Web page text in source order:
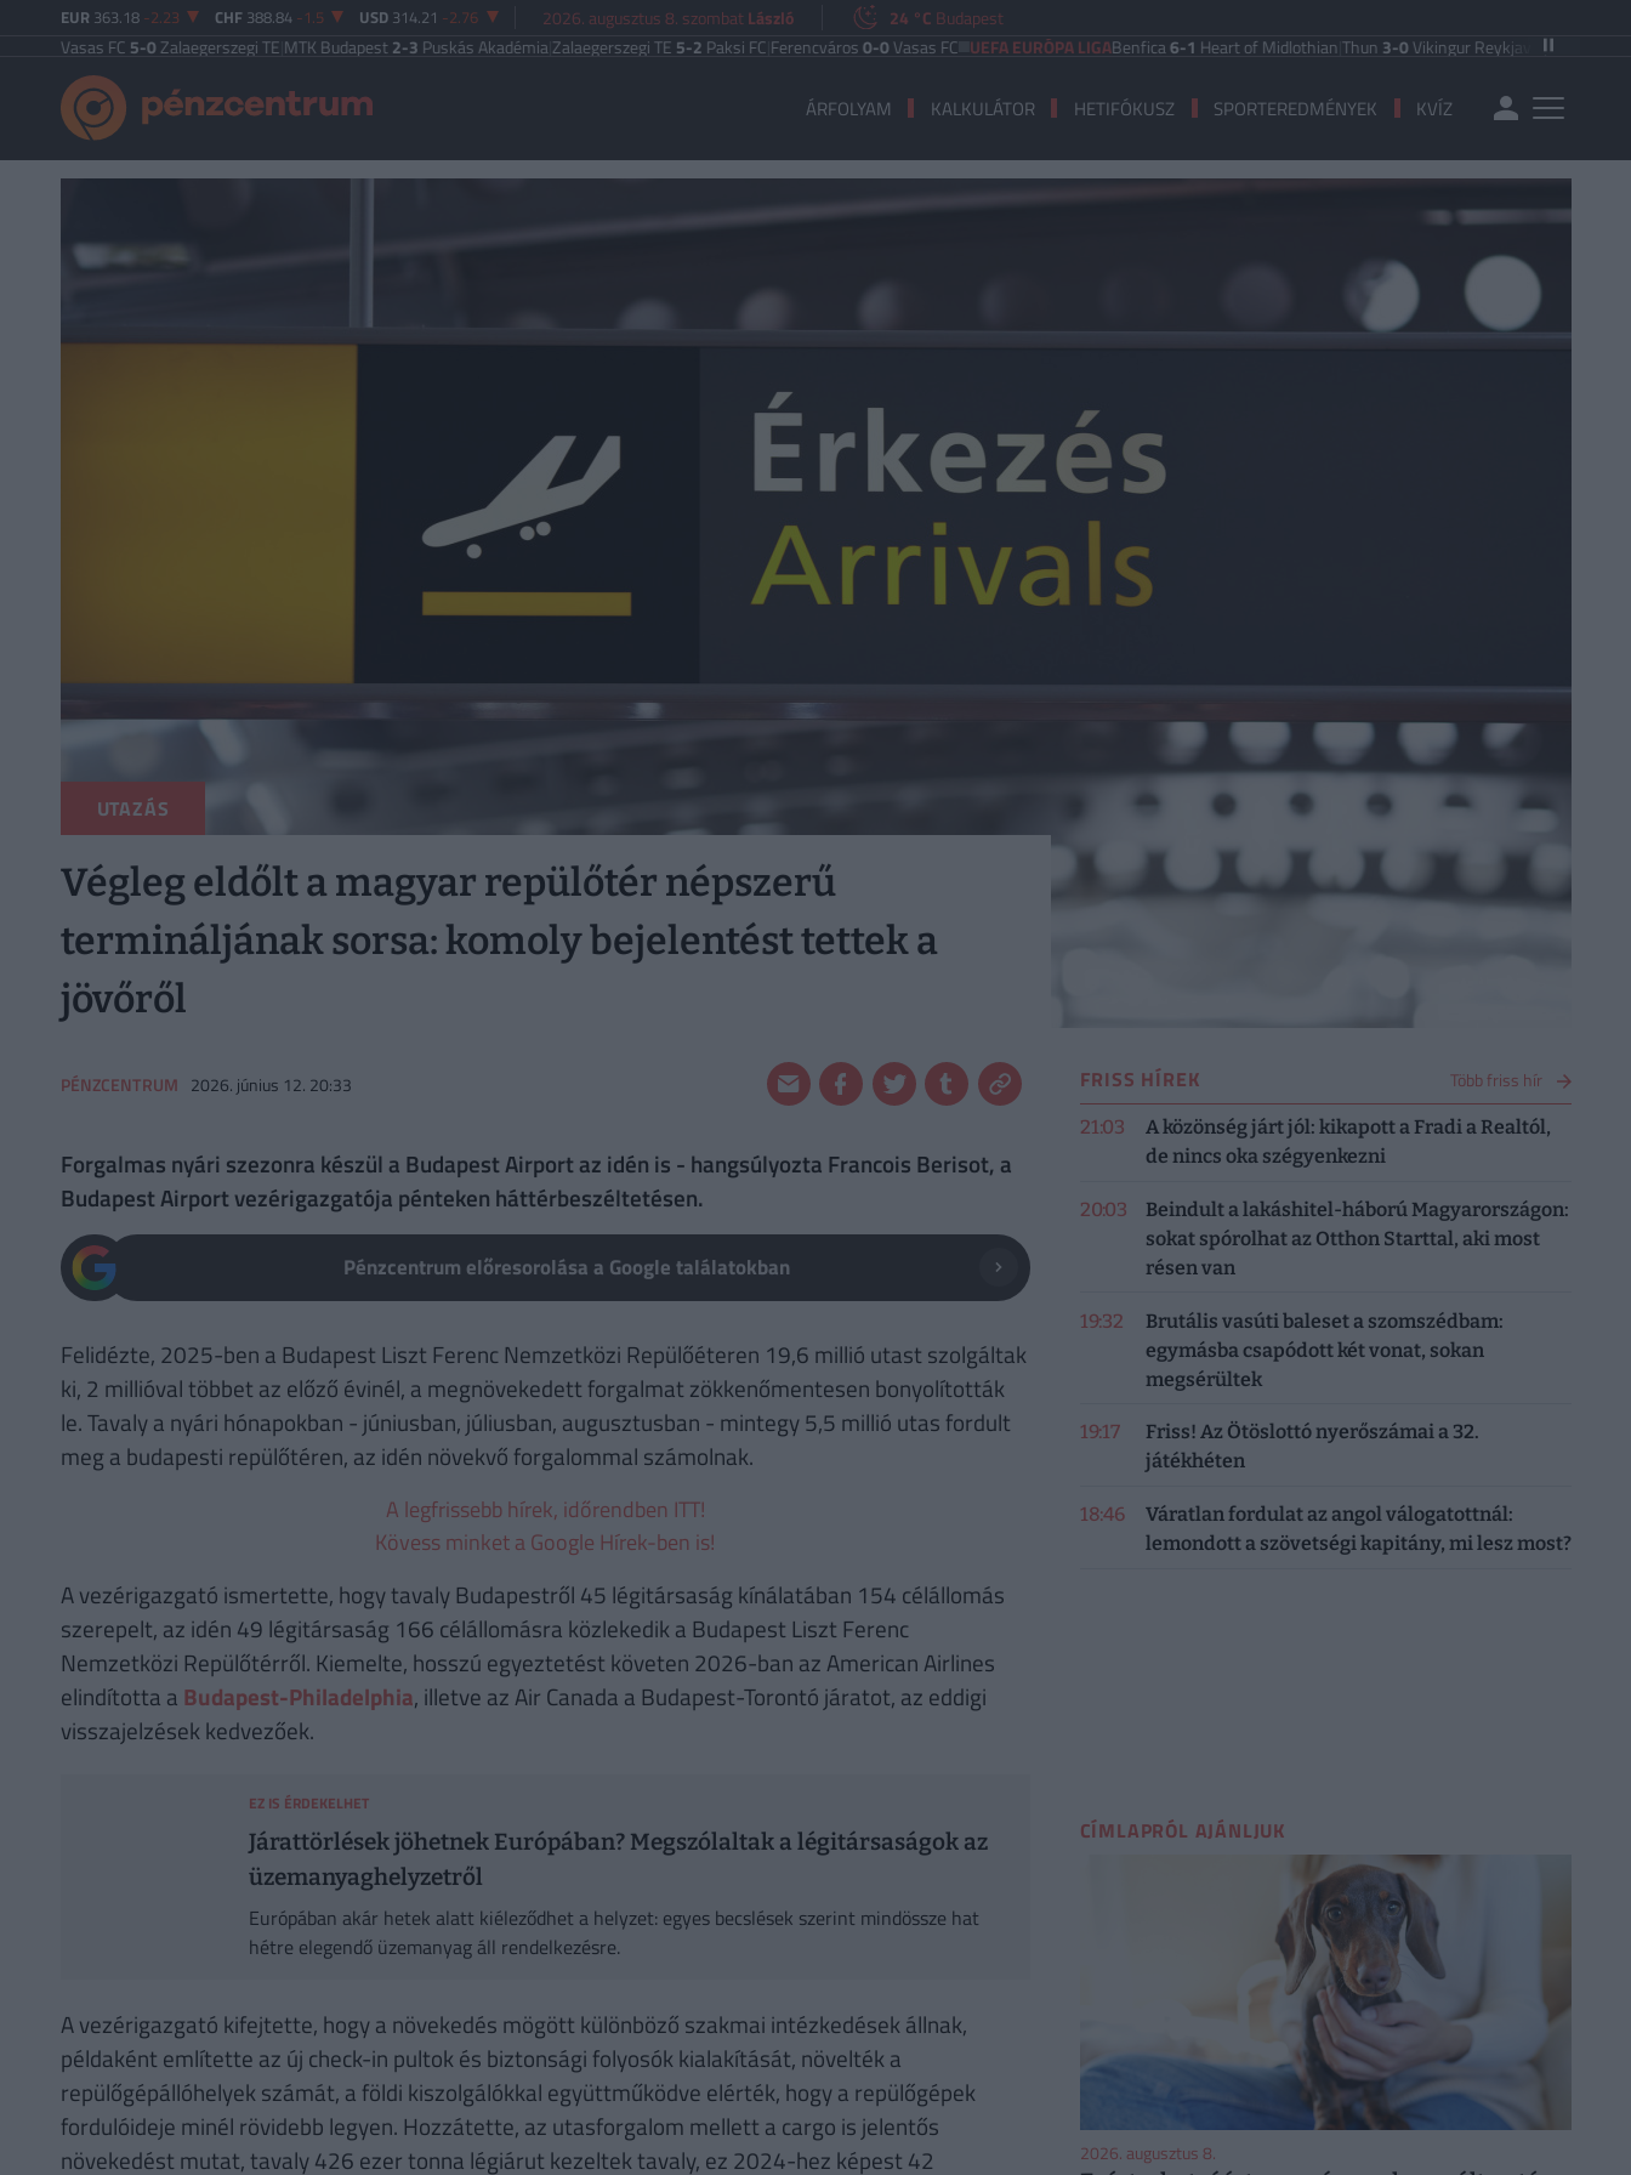
EUR 363.18 -2.23 CHF 388.84 -1.5 USD 314.21 -2.76 2026. augusztus 8. szombatLászló 24 °C Budapest
Vasas FC5-0Zalaegerszegi TE|MTK Budapest2-3Puskás Akadémia|Zalaegerszegi TE5-2Paksi FC|Ferencváros0-0Vasas FC UEFA EURÓPA LIGABenfica6-1Heart of Midlothian|Thun3-0Vikingur Reykjavik|PAOK Saloniki
ÁRFOLYAM KALKULÁTOR HETIFÓKUSZ SPORTEREDMÉNYEK KVÍZ
UTAZÁS
Végleg eldőlt a magyar repülőtér népszerű
termináljának sorsa: komoly bejelentést tettek a
jövőről
PÉNZCENTRUM 2026. június 12. 20:33
Forgalmas nyári szezonra készül a Budapest Airport az idén is - hangsúlyozta Francois Berisot, a
Budapest Airport vezérigazgatója pénteken háttérbeszéltetésen.
Pénzcentrum előresorolása a Google találatokban
Felidézte, 2025-ben a Budapest Liszt Ferenc Nemzetközi Repülőéteren 19,6 millió utast szolgáltak
ki, 2 millióval többet az előző évinél, a megnövekedett forgalmat zökkenőmentesen bonyolították
le. Tavaly a nyári hónapokban - júniusban, júliusban, augusztusban - mintegy 5,5 millió utas fordult
meg a budapesti repülőtéren, az idén növekvő forgalommal számolnak.
A legfrissebb hírek, időrendben ITT!
Kövess minket a Google Hírek-ben is!
A vezérigazgató ismertette, hogy tavaly Budapestről 45 légitársaság kínálatában 154 célállomás
szerepelt, az idén 49 légitársaság 166 célállomásra közlekedik a Budapest Liszt Ferenc
Nemzetközi Repülőtérről. Kiemelte, hosszú egyeztetést követen 2026-ban az American Airlines
elindította a Budapest-Philadelphia, illetve az Air Canada a Budapest-Torontó járatot, az eddigi
visszajelzések kedvezőek.
EZ IS ÉRDEKELHET
Járattörlések jöhetnek Európában? Megszólaltak a légitársaságok az
üzemanyaghelyzetről
Európában akár hetek alatt kiéleződhet a helyzet: egyes becslések szerint mindössze hat
hétre elegendő üzemanyag áll rendelkezésre.
A vezérigazgató kifejtette, hogy a növekedés mögött különböző szakmai intézkedések állnak,
példaként említette az új check-in pultok és biztonsági folyosók kialakítását, növelték a
repülőgépállóhelyek számát, a földi kiszolgálókkal együttműködve elérték, hogy a repülőgépek
fordulóideje minél rövidebb legyen. Hozzátette, az utasforgalom mellett a cargo is jelentős
növekedést mutat, tavaly 426 ezer tonna légiárut kezeltek tavaly, ez 2024-hez képest 42
FRISS HÍREK Több friss hír
21:03
A közönség járt jól: kikapott a Fradi a Realtól,
de nincs oka szégyenkezni
20:03
Beindult a lakáshitel-háború Magyarországon:
sokat spórolhat az Otthon Starttal, aki most
résen van
19:32
Brutális vasúti baleset a szomszédbam:
egymásba csapódott két vonat, sokan
megsérültek
19:17
Friss! Az Ötöslottó nyerőszámai a 32.
játékhéten
18:46
Váratlan fordulat az angol válogatottnál:
lemondott a szövetségi kapitány, mi lesz most?
CÍMLAPRÓL AJÁNLJUK
2026. augusztus 8.